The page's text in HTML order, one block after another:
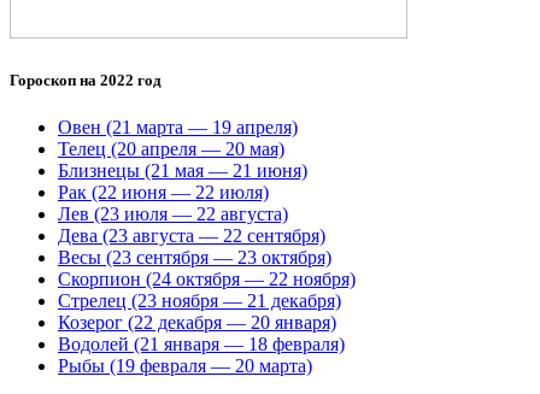
Гороскоп на 2022 год
Овен (21 марта — 19 апреля)
Телец (20 апреля — 20 мая)
Близнецы (21 мая — 21 июня)
Рак (22 июня — 22 июля)
Лев (23 июля — 22 августа)
Дева (23 августа — 22 сентября)
Весы (23 сентября — 23 октября)
Скорпион (24 октября — 22 ноября)
Стрелец (23 ноября — 21 декабря)
Козерог (22 декабря — 20 января)
Водолей (21 января — 18 февраля)
Рыбы (19 февраля — 20 марта)